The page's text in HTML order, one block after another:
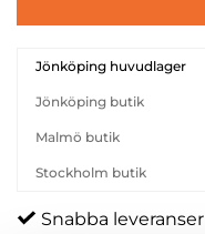
Jönköping huvudlager
Jönköping butik
Malmö butik
Stockholm butik
Snabba leveranser